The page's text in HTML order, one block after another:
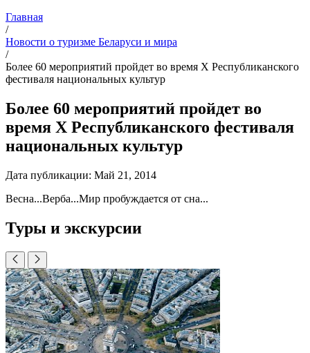
Главная
/
Новости о туризме Беларуси и мира
/
Более 60 мероприятий пройдет во время X Республиканского
фестиваля национальных культур
Более 60 мероприятий пройдет во
время X Республиканского фестиваля
национальных культур
Дата публикации: Май 21, 2014
Весна...Верба...Мир пробуждается от сна...
Туры и экскурсии